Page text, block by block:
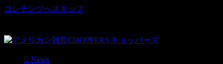
コンテンツへスキップ
News